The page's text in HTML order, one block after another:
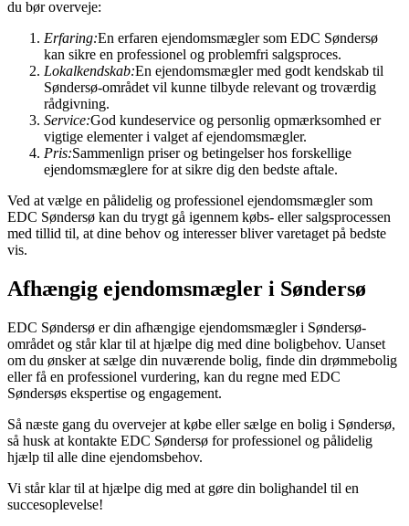
du bør overveje:
Erfaring:En erfaren ejendomsmægler som EDC Søndersø
kan sikre en professionel og problemfri salgsproces.
Lokalkendskab:En ejendomsmægler med godt kendskab til
Søndersø-området vil kunne tilbyde relevant og troværdig
rådgivning.
Service:God kundeservice og personlig opmærksomhed er
vigtige elementer i valget af ejendomsmægler.
Pris:Sammenlign priser og betingelser hos forskellige
ejendomsmæglere for at sikre dig den bedste aftale.
Ved at vælge en pålidelig og professionel ejendomsmægler som
EDC Søndersø kan du trygt gå igennem købs- eller salgsprocessen
med tillid til, at dine behov og interesser bliver varetaget på bedste
vis.
Afhængig ejendomsmægler i Søndersø
EDC Søndersø er din afhængige ejendomsmægler i Søndersø-
området og står klar til at hjælpe dig med dine boligbehov. Uanset
om du ønsker at sælge din nuværende bolig, finde din drømmebolig
eller få en professionel vurdering, kan du regne med EDC
Søndersøs ekspertise og engagement.
Så næste gang du overvejer at købe eller sælge en bolig i Søndersø,
så husk at kontakte EDC Søndersø for professionel og pålidelig
hjælp til alle dine ejendomsbehov.
Vi står klar til at hjælpe dig med at gøre din bolighandel til en
succesoplevelse!